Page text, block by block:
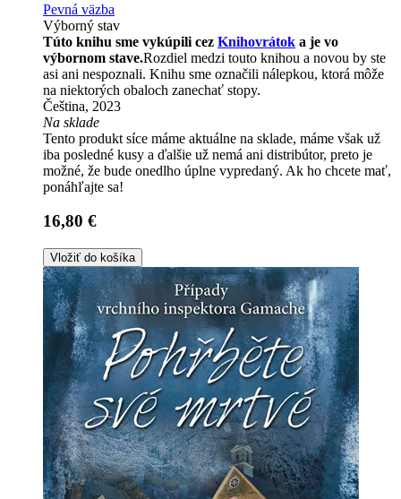
Pevná väzba
Výborný stav
Túto knihu sme vykúpili cez Knihovrátok a je vo
výbornom stave.Rozdiel medzi touto knihou a novou by ste
asi ani nespoznali. Knihu sme označili nálepkou, ktorá môže
na niektorých obaloch zanechať stopy.
Čeština, 2023
Na sklade
Tento produkt síce máme aktuálne na sklade, máme však už
iba posledné kusy a ďalšie už nemá ani distribútor, preto je
možné, že bude onedlho úplne vypredaný. Ak ho chcete mať,
ponáhľajte sa!
16,80 €
Vložiť do košíka